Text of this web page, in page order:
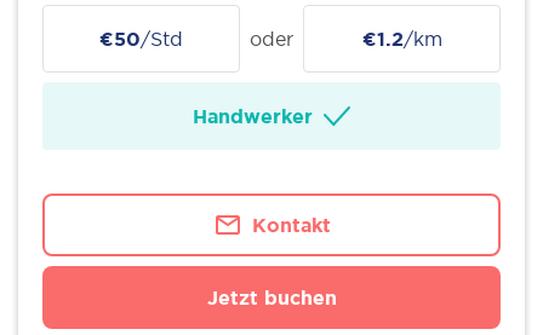
€50/Std oder €1.2/km
Handwerker
Kontakt
Jetzt buchen